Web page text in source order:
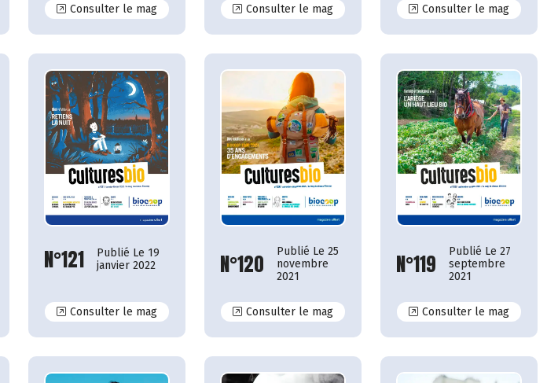
Consulter le magN°127 Consulter le magN°126 Consulter le magN°125
N°121
Publié Le 19
janvier 2022
Consulter le magN°121
N°120
Publié Le 25
novembre
2021
Consulter le magN°120
N°119
Publié Le 27
septembre
2021
Consulter le magN°119